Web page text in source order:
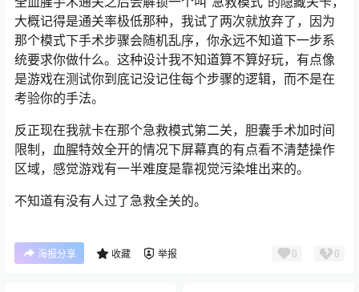
大概记得是通关率极低那种，我试了两次就放弃了，因为
那个模式下手术步骤会随机乱序，你永远不知道下一步系
统要求你做什么。这种设计我不知道算不算好玩，有点像
是游戏在测试你到底记没记住每个步骤的逻辑，而不是在
考验你的手法。
反正现在我就卡在那个急救模式第二关，胆囊手术加时间
限制，血腥特效全开的情况下屏幕真的有点看不清楚操作
区域，感觉游戏有一半难度是靠视觉污染堆出来的。
不知道有没有人过了急救全关的。
海报分享 收藏 举报 0 0